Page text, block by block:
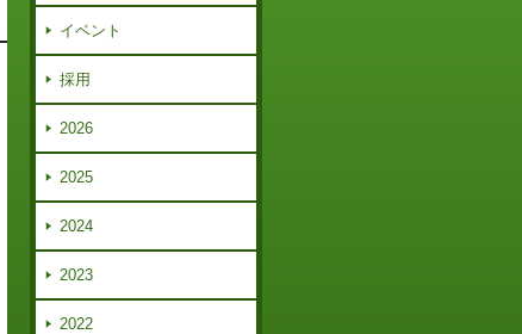
イベント
採用
2026
2025
2024
2023
2022